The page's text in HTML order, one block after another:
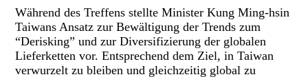
Während des Treffens stellte Minister Kung Ming-hsin
Taiwans Ansatz zur Bewältigung der Trends zum
“Derisking” und zur Diversifizierung der globalen
Lieferketten vor. Entsprechend dem Ziel, in Taiwan
verwurzelt zu bleiben und gleichzeitig global zu